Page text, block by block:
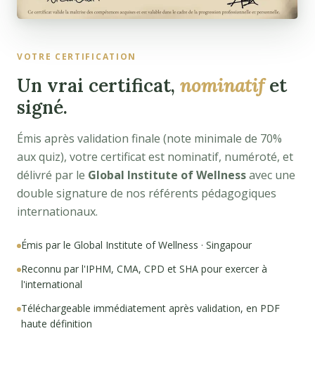
VOTRE CERTIFICATION
Un vrai certificat, nominatifet
signé.
Émis après validation finale (note minimale de 70%
aux quiz), votre certificat est nominatif, numéroté, et
délivré par le Global Institute of Wellnessavec une
double signature de nos référents pédagogiques
internationaux.
Émis par le Global Institute of Wellness · Singapour
Reconnu par l'IPHM, CMA, CPD et SHA pour exercer à
l'international
Téléchargeable immédiatement après validation, en PDF
haute définition